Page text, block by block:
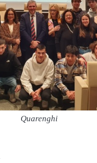
Quarenghi